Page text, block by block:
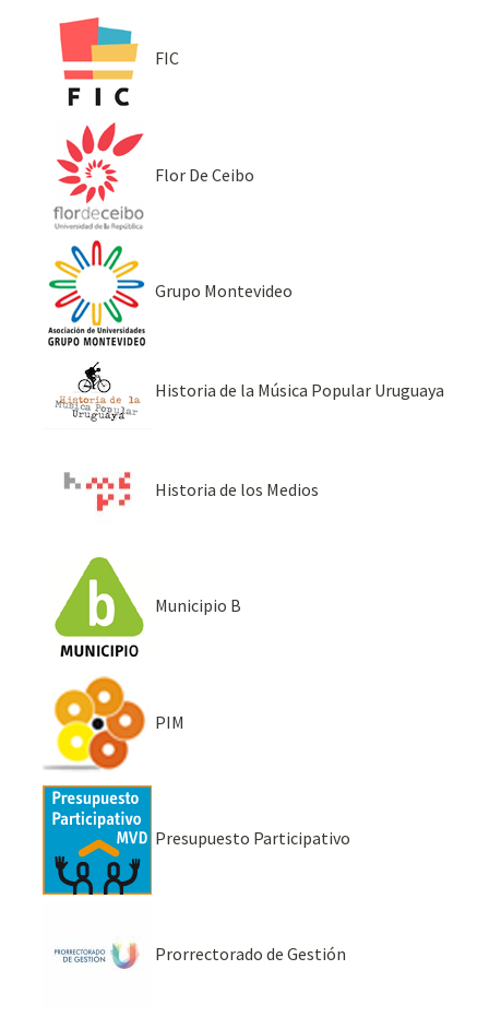
FIC
Flor De Ceibo
Grupo Montevideo
Historia de la Música Popular Uruguaya
Historia de los Medios
Municipio B
PIM
Presupuesto Participativo
Prorrectorado de Gestión